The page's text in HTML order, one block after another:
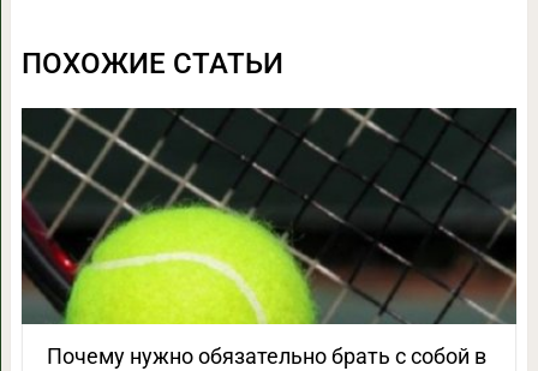
ПОХОЖИЕ СТАТЬИ
Почему нужно обязательно брать с собой в